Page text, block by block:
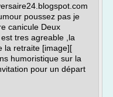
poussez pas je
canicule Deux
tres agreable ,la
la retraite [image][
humoristique sur la
pour un départ